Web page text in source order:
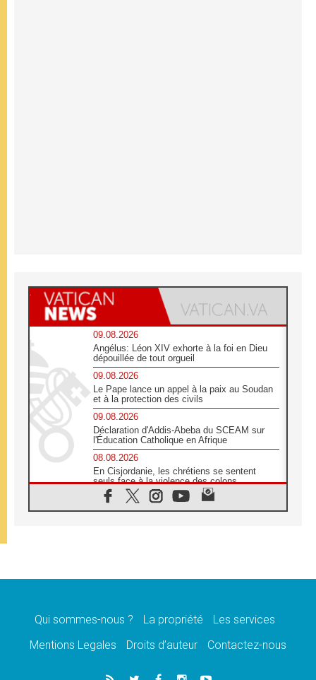
09.08.2026
Angélus: Léon XIV exhorte à la foi en Dieu
dépouillée de tout orgueil
09.08.2026
Le Pape lance un appel à la paix au Soudan
et à la protection des civils
09.08.2026
Déclaration d'Addis-Abeba du SCEAM sur
l'Éducation Catholique en Afrique
08.08.2026
En Cisjordanie, les chrétiens se sentent
seuls face à la violence des colons
08.08.2026
Léon XIV au sanctuaire de Notre Dame du
08.08.2026
08.08.2026
catholiques
Au Bangladesh, l'Église accompagne les
Qui sommes-nous ? La propriété
Les services
Mentions Legales
Droits d’auteur Contactez-nous